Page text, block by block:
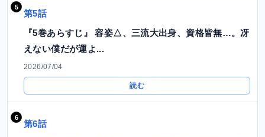
第5話
『5巻あらすじ』 容姿△、三流大出身、資格皆無…。冴
えない僕だが運よ...
2026/07/04
読む
第6話